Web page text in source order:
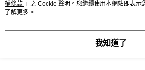
權條款 」之 Cookie 聲明。您繼續使用本網站即表示
用條款之 Cookie 聲明使用 cookie。
了解更多 >
我知道了